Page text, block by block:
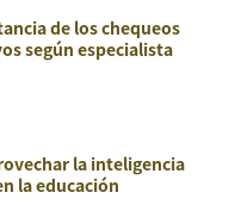
de los chequeos
según especialista
la inteligencia
la educación